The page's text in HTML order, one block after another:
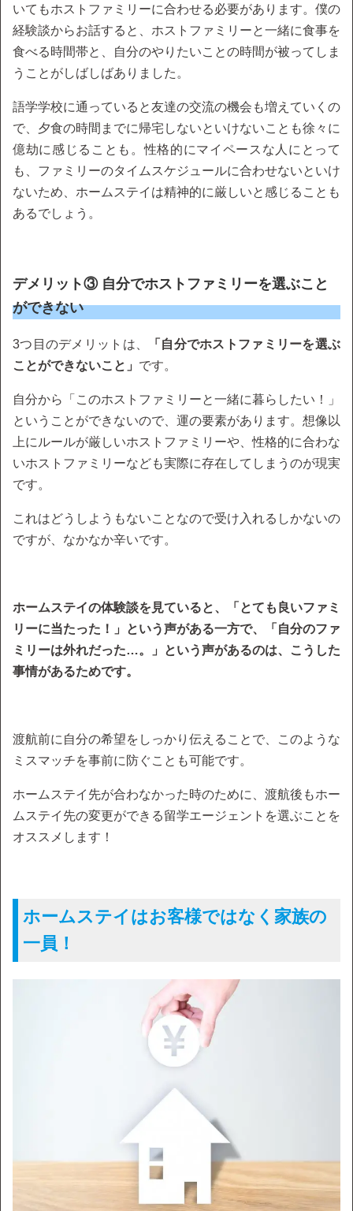
いてもホストファミリーに合わせる必要があります。僕の
経験談からお話すると、ホストファミリーと一緒に食事を
食べる時間帯と、自分のやりたいことの時間が被ってしま
うことがしばしばありました。
語学学校に通っていると友達の交流の機会も増えていくの
で、夕食の時間までに帰宅しないといけないことも徐々に
億劫に感じることも。性格的にマイペースな人にとって
も、ファミリーのタイムスケジュールに合わせないといけ
ないため、ホームステイは精神的に厳しいと感じることも
あるでしょう。
デメリット③ 自分でホストファミリーを選ぶこと
ができない
3つ目のデメリットは、
「自分でホストファミリーを選ぶ
ことができないこと」 です。
自分から「このホストファミリーと一緒に暮らしたい！」
ということができないので、運の要素があります。想像以
上にルールが厳しいホストファミリーや、性格的に合わな
いホストファミリーなども実際に存在してしまうのが現実
です。
これはどうしようもないことなので受け入れるしかないの
ですが、なかなか辛いです。
ホームステイの体験談を見ていると、「とても良いファミ
リーに当たった！」という声がある一方で、「自分のファ
ミリーは外れだった…。」という声があるのは、こうした
事情があるためです。
渡航前に自分の希望をしっかり伝えることで、このような
ミスマッチを事前に防ぐことも可能です。
ホームステイ先が合わなかった時のために、渡航後もホー
ムステイ先の変更ができる留学エージェントを選ぶことを
オススメします！
ホームステイはお客様ではなく家族の
一員！